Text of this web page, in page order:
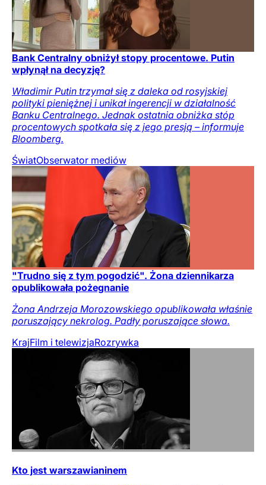
Bank Centralny obniżył stopy procentowe. Putin
wpłynął na decyzję?
Władimir Putin trzymał się z daleka od rosyjskiej
polityki pieniężnej i unikał ingerencji w działalność
Banku Centralnego. Jednak ostatnia obniżka stóp
procentowych spotkała się z jego presją – informuje
Bloomberg.
ŚwiatObserwator mediów
"Trudno się z tym pogodzić". Żona dziennikarza
opublikowała pożegnanie
Żona Andrzeja Morozowskiego opublikowała właśnie
poruszający nekrolog. Padły poruszające słowa.
KrajFilm i telewizjaRozrywka
Kto jest warszawianinem